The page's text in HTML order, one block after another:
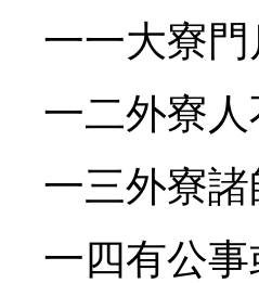
一一大寮
一二外寮
一三外寮
一四有公